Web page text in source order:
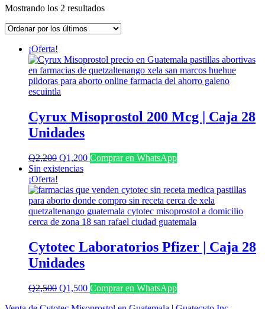
Mostrando los 2 resultadosOrdenado
los
¡Oferta!
Cyrux Misoprostol 200 Mcg | Caja 28
Unidades
Q2,200 El
precio
era:
Q2,200.
Q1,200El
es:
Q1,200.
Comprar en WhatsApp
Sin existencias
¡Oferta!
Cytotec Laboratorios Pfizer | Caja 28
Unidades
Q2,500 El
Q1,500ElComprar en WhatsApp